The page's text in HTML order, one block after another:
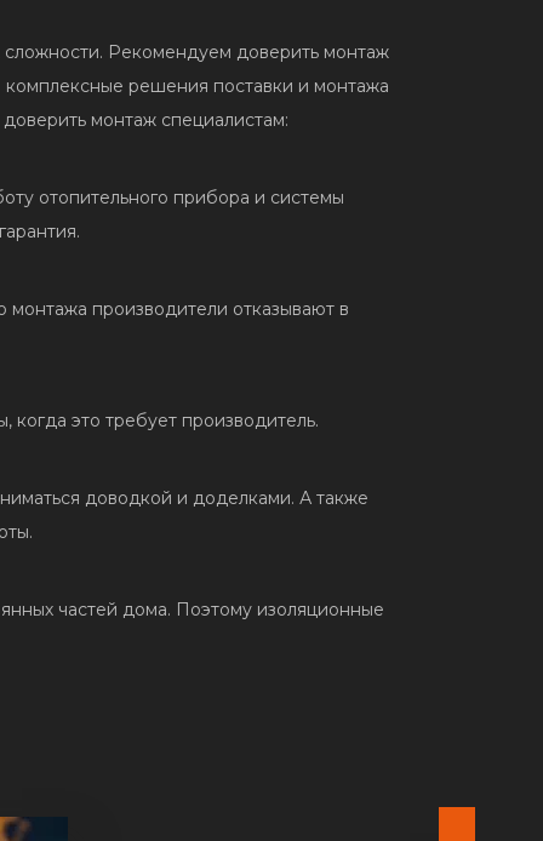
сложности. Рекомендуем доверить монтаж
решения поставки и монтажа
монтаж специалистам:
отопительного прибора и системы
монтажа производители отказывают в
это требует производитель.
доводкой и доделками. А также
частей дома. Поэтому изоляционные